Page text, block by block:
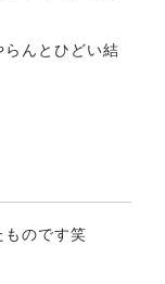
んとひどい結
のです笑